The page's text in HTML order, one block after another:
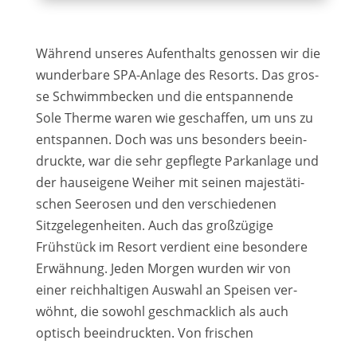
Während unse­res Aufenthalts genos­sen wir die
wun­der­ba­re SPA-Anlage des Resorts. Das gros­
se Schwimmbecken und die ent­span­nen­de
Sole Therme waren wie geschaf­fen, um uns zu
ent­span­nen. Doch was uns beson­ders beein­
druck­te, war die sehr gepfleg­te Parkanlage und
der haus­ei­ge­ne Weiher mit sei­nen majes­tä­ti­
schen Seerosen und den ver­schie­de­nen
Sitzgelegenheiten. Auch das groß­zü­gi­ge
Frühstück im Resort ver­dient eine beson­de­re
Erwähnung. Jeden Morgen wur­den wir von
einer reich­hal­ti­gen Auswahl an Speisen ver­
wöhnt, die sowohl geschmack­lich als auch
optisch beein­druck­ten. Von fri­schen